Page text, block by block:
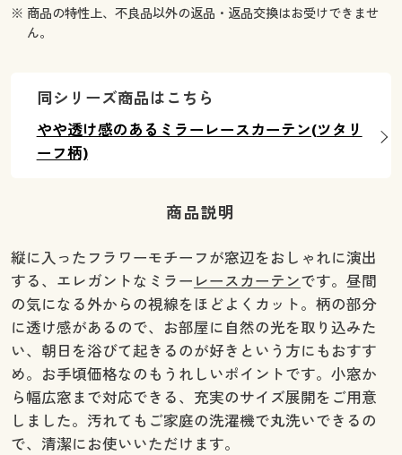
幅100×丈253(2枚組) ○ 在庫わずか
幅100×丈258(2枚組) ○ 在庫わずか
幅130×丈118(2枚組) ○ 在庫わずか
幅130×丈133(2枚組) ◎ 在庫あり
幅130×丈148(2枚組) ◎ 在庫あり
幅130×丈176(2枚組) ◎ 在庫あり
幅130×丈183(2枚組) ○ 在庫わずか
幅130×丈188(2枚組) ◎ 在庫あり
幅130×丈193(2枚組) ◎ 在庫あり
幅130×丈198(2枚組) ◎ 在庫あり
幅130×丈208(2枚組) ○ 在庫わずか
幅130×丈213(2枚組) ○ 在庫わずか
幅130×丈218(2枚組) ◎ 在庫あり
幅130×丈223(2枚組) ○ 在庫わずか
幅130×丈228(2枚組) ◎ 在庫あり
幅130×丈238(2枚組) ◎ 在庫あり
※ 商品の特性上、不良品以外の返品・返品交換はお受けできませ
ん。
同シリーズ商品はこちら
やや透け感のあるミラーレースカーテン(ツタリ
ーフ柄)
商品説明
縦に入ったフラワーモチーフが窓辺をおしゃれに演出
する、エレガントなミラー レースカーテンです。昼間
の気になる外からの視線をほどよくカット。柄の部分
に透け感があるので、お部屋に自然の光を取り込みた
い、朝日を浴びて起きるのが好きという方にもおすす
め。お手頃価格なのもうれしいポイントです。小窓か
ら幅広窓まで対応できる、充実のサイズ展開をご用意
しました。汚れてもご家庭の洗濯機で丸洗いできるの
で、清潔にお使いいただけます。